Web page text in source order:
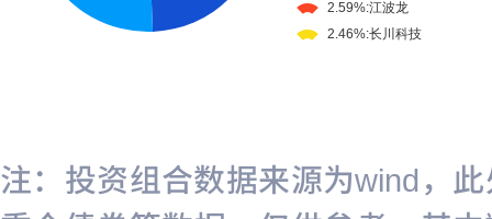
注：投资组合数据来源为wind，